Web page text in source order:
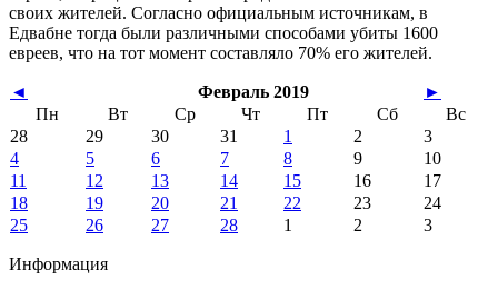
своих жителей. Согласно официальным источникам, в
Едвабне тогда были различными способами убиты 1600
евреев, что на тот момент составляло 70% его жителей.
◄ Февраль 2019
►
Пн
Вт Ср Чт Пт Сб
Вс
28
29 30 31 1 2
3
4
5 6 7 8 9
10
11
12 13 14 15 16
17
18
19 20 21 22 23
24
25
26 27 28 1 2 3
Информация